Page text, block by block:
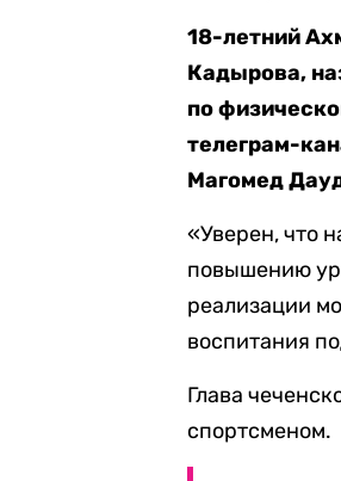
18-летний
Кадырова,
по
телеграм-
Магомед
«Уверен, что
повышению
реализации
воспитания
Глава
спортсменом.